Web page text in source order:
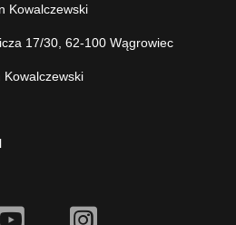
Kowalczewski
17/30, 62-100 Wągrowiec